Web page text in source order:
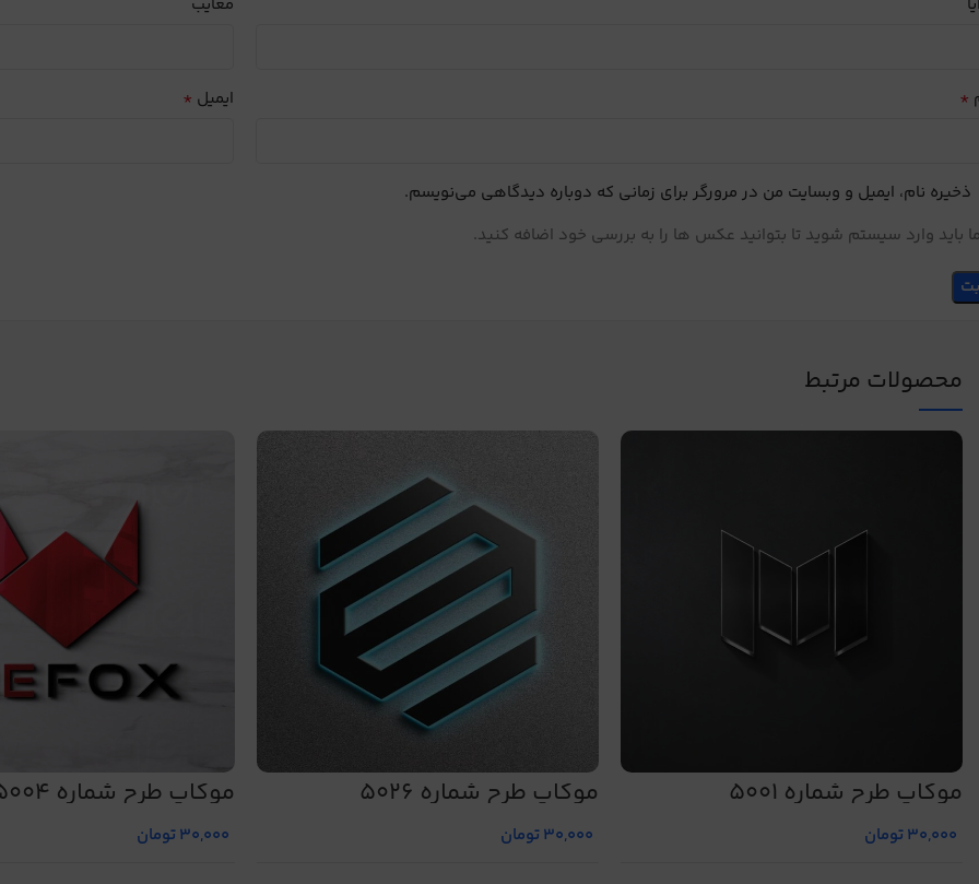
* ایمیل *
ذخیره نام، ایمیل و وبسایت من در مرورگر برای زمانی که دوباره دیدگاهی می‌نویسم.
باید وارد سیستم شوید تا بتوانید عکس ها را به بررسی خود اضافه کنید.
محصولات مرتبط
موکاپ طرح شماره 5001
30,000تومان
موکاپ طرح شماره 5026
30,000تومان
موکاپ طرح شماره 5004
30,000تومان